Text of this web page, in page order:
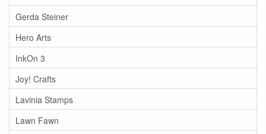
Gerda Steiner
Hero Arts
InkOn 3
Joy! Crafts
Lavinia Stamps
Lawn Fawn